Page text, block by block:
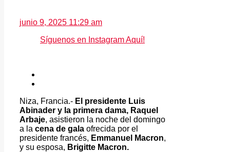
junio 9, 2025 11:29 am
Síguenos en Instagram Aquí!
Niza, Francia.- El presidente Luis
Abinader y la primera dama, Raquel
Arbaje, asistieron la noche del domingo
a la cena de gala ofrecida por el
presidente francés, Emmanuel Macron,
y su esposa, Brigitte Macron.